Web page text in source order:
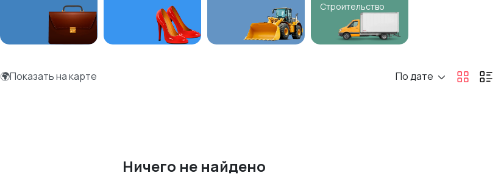
Строительство
🌍Показать на карте По дате
Ничего не найдено